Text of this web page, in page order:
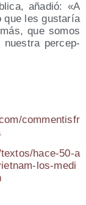
aña­dió: «A
que les gus­ta­ría
que somos
nues­tra per­cep­
​c​o​m​m​e​n​t​i​s​f​r​
​h​a​c​e​-​5​0​-​a​
​l​o​s​-​m​e​d​i​